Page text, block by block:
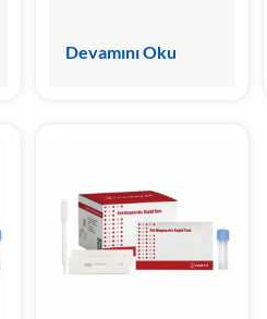
Devamını Oku